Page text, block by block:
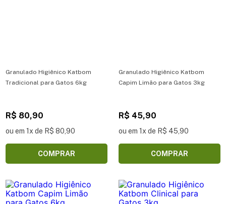
Granulado Higiênico Katbom
Tradicional para Gatos 6kg
R$ 80,90
ou em 1x de R$ 80,90
COMPRAR
Granulado Higiênico Katbom
Capim Limão para Gatos 3kg
R$ 45,90
ou em 1x de R$ 45,90
COMPRAR